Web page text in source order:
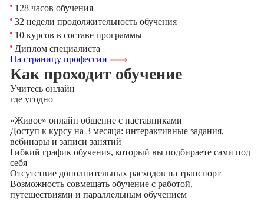
128 часов обучения
32 недели продолжительность обучения
10 курсов в составе программы
Диплом специалиста
На страницу профессии
Как проходит обучение
Учитесь онлайн
где угодно
«Живое» онлайн общение с наставниками
Доступ к курсу на 3 месяца: интерактивные задания,
вебинары и записи занятий
Гибкий график обучения, который вы подбираете сами под
себя
Отсутствие дополнительных расходов на транспорт
Возможность совмещать обучение с работой,
путешествиями и параллельным обучением